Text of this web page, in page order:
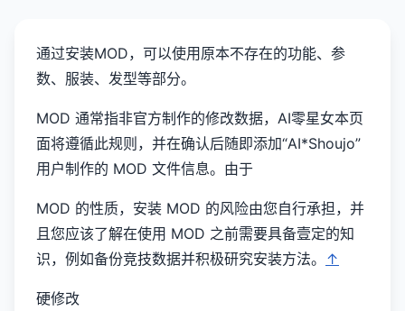
通过安装MOD，可以使用原本不存在的功能、参
数、服装、发型等部分。
MOD 通常指非官方制作的修改数据，AI零星女本页
面将遵循此规则，并在确认后随即添加“AI*Shoujo”
用户制作的 MOD 文件信息。由于
MOD 的性质，安装 MOD 的风险由您自行承担，并
且您应该了解在使用 MOD 之前需要具备壹定的知
识，例如备份竞技数据并积极研究安装方法。 ↑
硬修改